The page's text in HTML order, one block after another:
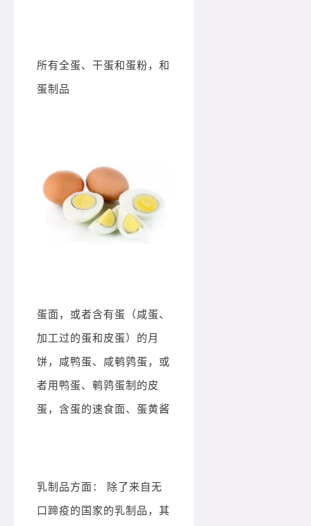
所有全蛋、干蛋和蛋粉，和
蛋制品
蛋面，或者含有蛋（咸蛋、
加工过的蛋和皮蛋）的月
饼，咸鸭蛋、咸鹌鹑蛋，或
者用鸭蛋、鹌鹑蛋制的皮
蛋，含蛋的速食面、蛋黄酱
乳制品方面： 除了来自无
口蹄疫的国家的乳制品，其